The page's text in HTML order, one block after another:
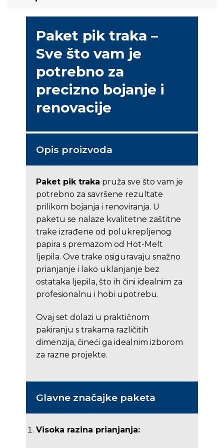
Paket pik traka –
Sve što vam je
potrebno za
precizno bojanje i
renovacije
Opis proizvoda
Paket pik traka pruža sve što vam je
potrebno za savršene rezultate
prilikom bojanja i renoviranja. U
paketu se nalaze kvalitetne zaštitne
trake izrađene od polukrepljenog
papira s premazom od Hot-Melt
ljepila. Ove trake osiguravaju snažno
prianjanje i lako uklanjanje bez
ostataka ljepila, što ih čini idealnim za
profesionalnu i hobi upotrebu.
Ovaj set dolazi u praktičnom
pakiranju s trakama različitih
dimenzija, čineći ga idealnim izborom
za razne projekte.
Glavne značajke paketa
Visoka razina prianjanja: